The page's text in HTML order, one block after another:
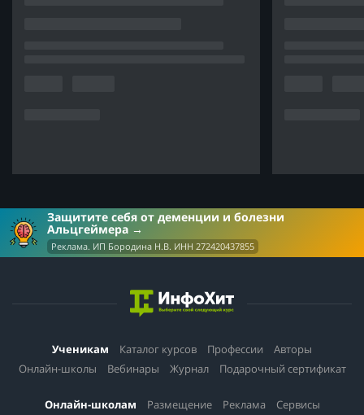
Защитите себя от деменции и болезни
Альцгеймера
Реклама. ИП Бородина Н.В. ИНН 272420437855
Ученикам Каталог курсов Профессии
Авторы
Онлайн-школы
Вебинары Журнал Подарочный сертификат
Онлайн-школам Размещение Реклама
Сервисы